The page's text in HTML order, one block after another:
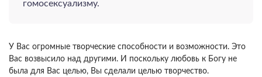
гомосексуализму.
У Вас огромные творческие способности и возможности. Это
Вас возвысило над другими. И поскольку любовь к Богу не
была для Вас целью, Вы сделали целью творчество.